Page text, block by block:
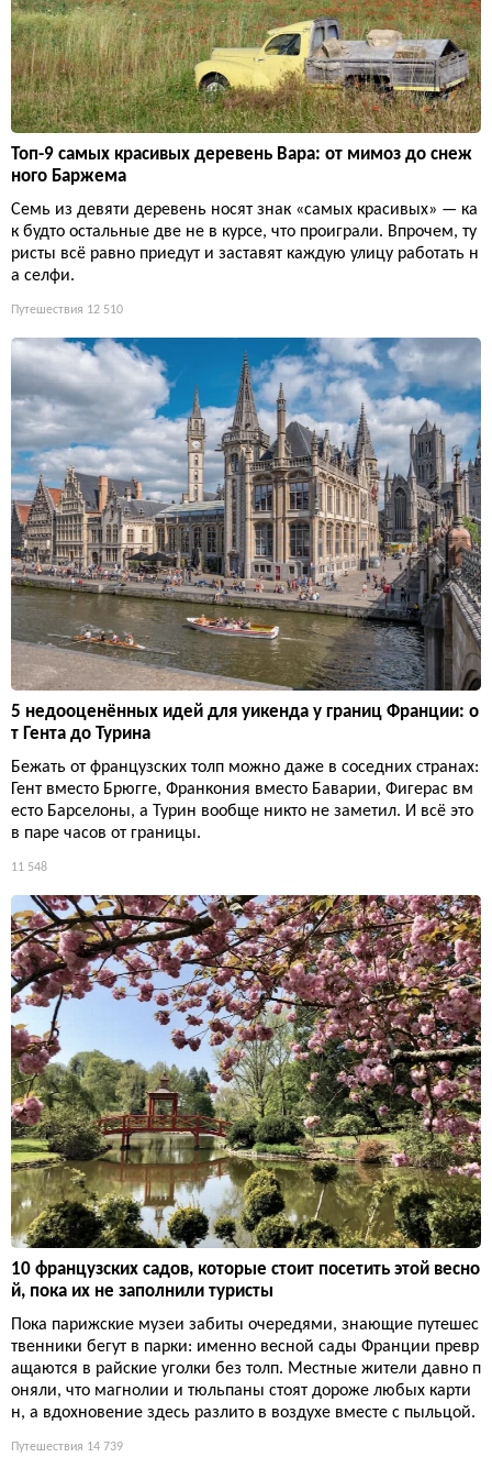
Топ-9 самых красивых деревень Вара: от мимоз до снеж
ного Баржема
Семь из девяти деревень носят знак «самых красивых» — ка
к будто остальные две не в курсе, что проиграли. Впрочем, ту
ристы всё равно приедут и заставят каждую улицу работать н
а селфи.
Путешествия 12 510
5 недооценённых идей для уикенда у границ Франции: о
т Гента до Турина
Бежать от французских толп можно даже в соседних странах:
Гент вместо Брюгге, Франкония вместо Баварии, Фигерас вм
есто Барселоны, а Турин вообще никто не заметил. И всё это
в паре часов от границы.
11 548
10 французских садов, которые стоит посетить этой весно
й, пока их не заполнили туристы
Пока парижские музеи забиты очередями, знающие путешес
твенники бегут в парки: именно весной сады Франции превр
ащаются в райские уголки без толп. Местные жители давно п
оняли, что магнолии и тюльпаны стоят дороже любых карти
н, а вдохновение здесь разлито в воздухе вместе с пыльцой.
Путешествия 14 739